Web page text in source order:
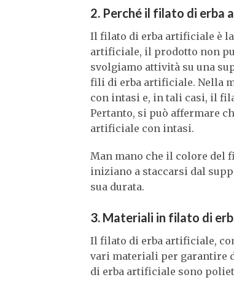
2. Perché il filato di erba
Il filato di erba artificiale è
artificiale, il prodotto non
svolgiamo attività su una
fili di erba artificiale. Nella
con intasi e, in tali casi, il
Pertanto, si può affermare
artificiale con intasi.
Man mano che il colore del
iniziano a staccarsi dal
sua durata.
3. Materiali in filato di
Il filato di erba artificiale,
vari materiali per garantire
di erba artificiale sono